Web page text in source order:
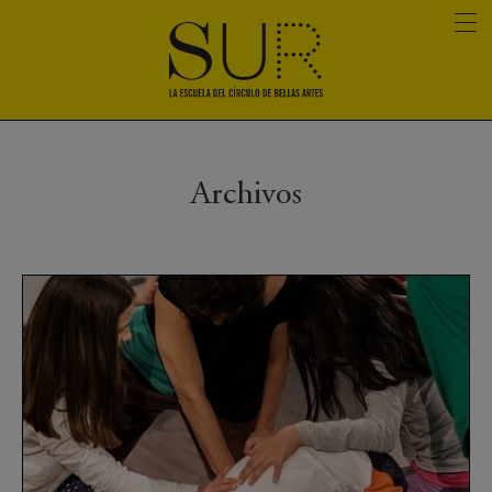
Archivos